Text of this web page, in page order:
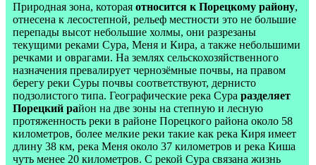
Природная зона, которая относится к Порецкому району,
отнесена к лесостепной, рельеф местности это не большие
перепады высот небольшие холмы, они разрезаны
текущими реками Сура, Меня и Кира, а также небольшими
речками и оврагами. На землях сельскохозяйственного
назначения превалирует чернозёмные почвы, на правом
берегу реки Суры почвы соответствуют, дернисто
подзолистого типа. Географические река Сура разделяет
Порецкий район на две зоны на степную и лесную
протяженность реки в районе Порецкого района около 58
километров, более мелкие реки такие как река Киря имеет
длину 38 км, река Меня около 37 километров и река Киша
чуть менее 20 километров. С рекой Сура связана жизнь